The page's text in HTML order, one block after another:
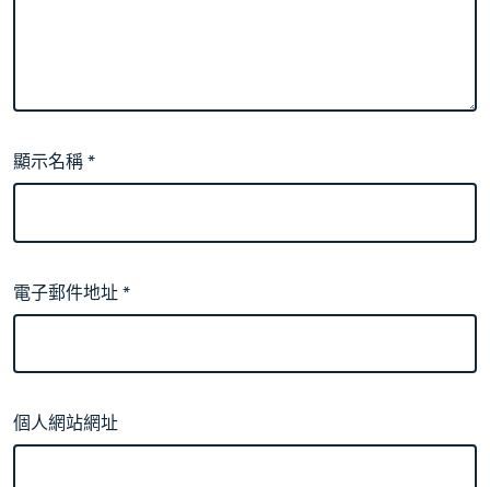
顯示名稱*
電子郵件地址*
個人網站網址